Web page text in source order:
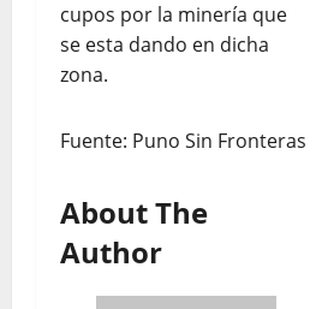
cupos por la minería que
se esta dando en dicha
zona.
Fuente: Puno Sin Fronteras
About The
Author